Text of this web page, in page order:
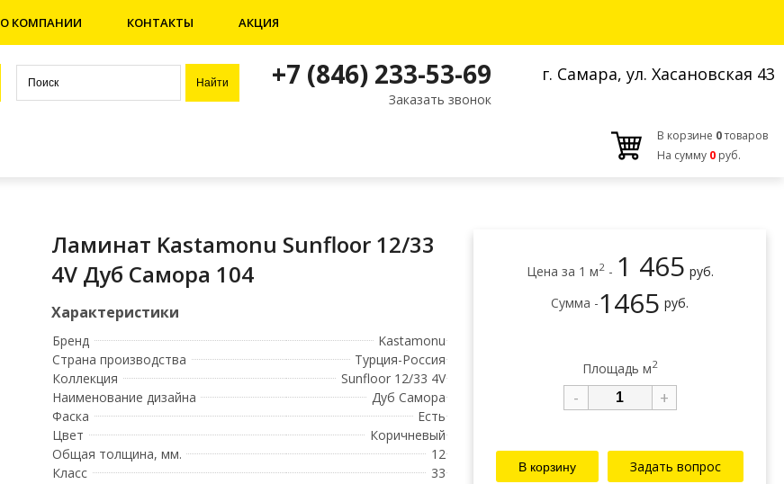
О КОМПАНИИ КОНТАКТЫ АКЦИЯ
+7 (846) 233-53-69
Заказать звонок
г. Самара, ул. Хасановская 43
В корзине 0товаров
На сумму 0 руб.
Ламинат Kastamonu Sunfloor 12/33
4V Дуб Самора 104
Бренд
Kastamonu
Страна производства
Турция-Россия
Коллекция
Sunfloor 12/33 4V
Наименование дизайна
Дуб Самора
Фаска
Есть
Цвет
Коричневый
Общая толщина, мм.
12
Класс
33
Цена за 1 м2- 1 465 руб.
Сумма -1465 руб.
Площадь м2
- +
Задать вопрос